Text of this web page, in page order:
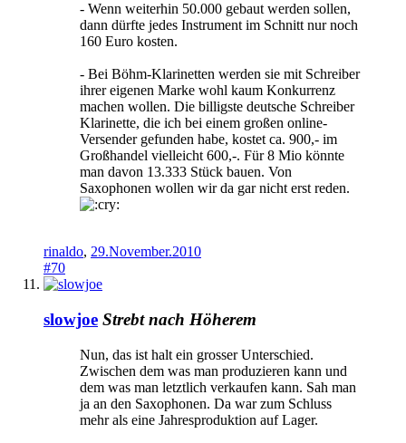
- Wenn weiterhin 50.000 gebaut werden sollen,
dann dürfte jedes Instrument im Schnitt nur noch
160 Euro kosten.
- Bei Böhm-Klarinetten werden sie mit Schreiber
ihrer eigenen Marke wohl kaum Konkurrenz
machen wollen. Die billigste deutsche Schreiber
Klarinette, die ich bei einem großen online-
Versender gefunden habe, kostet ca. 900,- im
Großhandel vielleicht 600,-. Für 8 Mio könnte
man davon 13.333 Stück bauen. Von
Saxophonen wollen wir da gar nicht erst reden.
rinaldo, 29.November.2010
#70
slowjoe Strebt nach Höherem
Nun, das ist halt ein grosser Unterschied.
Zwischen dem was man produzieren kann und
dem was man letztlich verkaufen kann. Sah man
ja an den Saxophonen. Da war zum Schluss
mehr als eine Jahresproduktion auf Lager.